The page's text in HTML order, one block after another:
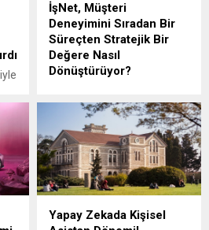
İşNet, Müşteri
Deneyimini Sıradan Bir
Süreçten Stratejik Bir
Değere Nasıl
Dönüştürüyor?
anlayışını güçlendirmek ve
teknolojide uçtan uca bir
hizmet modeli sunmak
amacıyla kurduğu Müşteri
Deneyi mi Ekibi ile fark
yaratıyor. Bu yapı, müşteri
edilen bir süreç olmaktan
Yapay Zekada Kişisel